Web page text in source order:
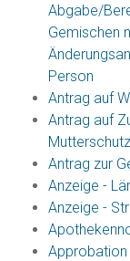
Abgabe/
Gemischen
Person
Antrag auf
Antrag auf
Antrag zur
Anzeige -
Anzeige -
Approbation